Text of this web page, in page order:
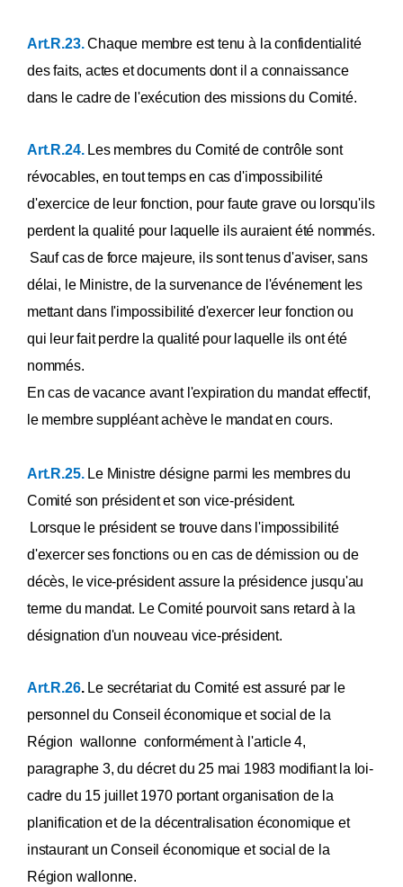
Art.R.23.Chaque membre est tenu à la confidentialité
des faits, actes et documents dont il a connaissance
dans le cadre de l'exécution des missions du Comité.
Art.R.24. Les membres du Comité de contrôle sont
révocables, en tout temps en cas d'impossibilité
d'exercice de leur fonction, pour faute grave ou lorsqu'ils
perdent la qualité pour laquelle ils auraient été nommés.
Sauf cas de force majeure, ils sont tenus d'aviser, sans
délai, le Ministre, de la survenance de l'événement les
mettant dans l'impossibilité d'exercer leur fonction ou
qui leur fait perdre la qualité pour laquelle ils ont été
nommés.
En cas de vacance avant l'expiration du mandat effectif,
le membre suppléant achève le mandat en cours.
Art.R.25. Le Ministre désigne parmi les membres du
Comité son président et son vice-président.
Lorsque le président se trouve dans l'impossibilité
d'exercer ses fonctions ou en cas de démission ou de
décès, le vice-président assure la présidence jusqu'au
terme du mandat. Le Comité pourvoit sans retard à la
désignation d'un nouveau vice-président.
Art.R.26. Le secrétariat du Comité est assuré par le
personnel du Conseil économique et social de la
Région wallonne conformément à l'article 4,
paragraphe 3, du décret du 25 mai 1983 modifiant la loi-
cadre du 15 juillet 1970 portant organisation de la
planification et de la décentralisation économique et
instaurant un Conseil économique et social de la
Région wallonne.